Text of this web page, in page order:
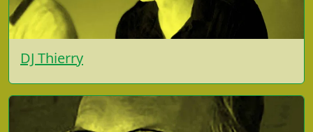
DJ Thierry